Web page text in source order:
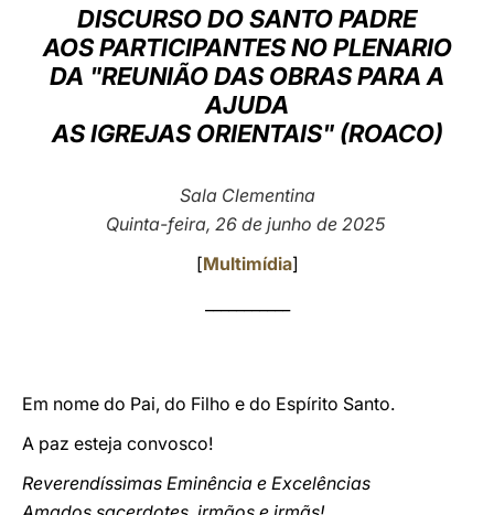
العربيّة
中文
DISCURSO DO SANTO PADRE
AOS PARTICIPANTES NO PLENARIO
DA "REUNIÃO DAS OBRAS PARA A
AJUDA
AS IGREJAS ORIENTAIS" (ROACO)
Sala Clementina
Quinta-feira, 26 de junho de 2025
[Multimídia]
Em nome do Pai, do Filho e do Espírito Santo.
A paz esteja convosco!
Reverendíssimas Eminência e Excelências